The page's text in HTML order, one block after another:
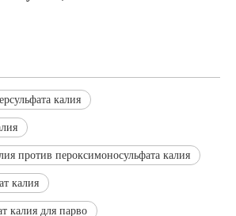
калия
против пероксимоносульфата калия
калия
калия для парво